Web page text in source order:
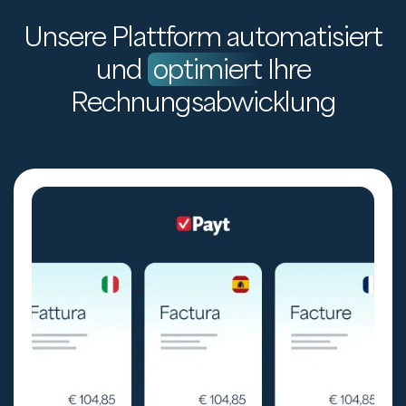
Unsere Plattform automatisiert
und optimiertIhre
Rechnungsabwicklung